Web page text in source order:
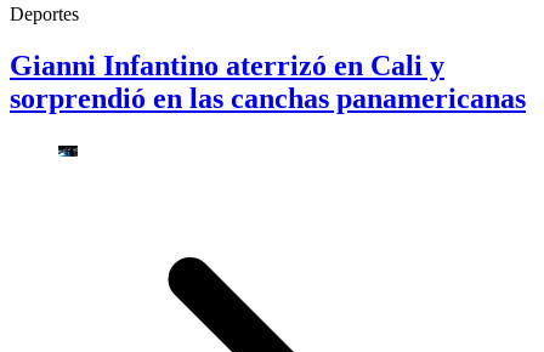
Deportes
Gianni Infantino aterrizó en Cali y
sorprendió en las canchas panamericanas